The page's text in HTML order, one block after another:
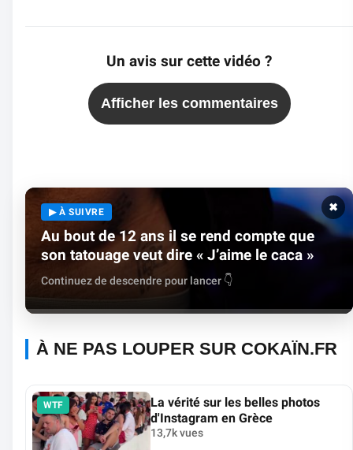
Un avis sur cette vidéo ?
Afficher les commentaires
✖
▶ À SUIVRE
Au bout de 12 ans il se rend compte que
son tatouage veut dire « J’aime le caca »
Continuez de descendre pour lancer 👇
À NE PAS LOUPER SUR COKAÏN.FR
WTF
La vérité sur les belles photos
d'Instagram en Grèce
13,7k vues